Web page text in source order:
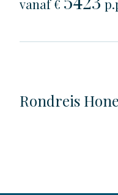
vanaf €
Rondreis